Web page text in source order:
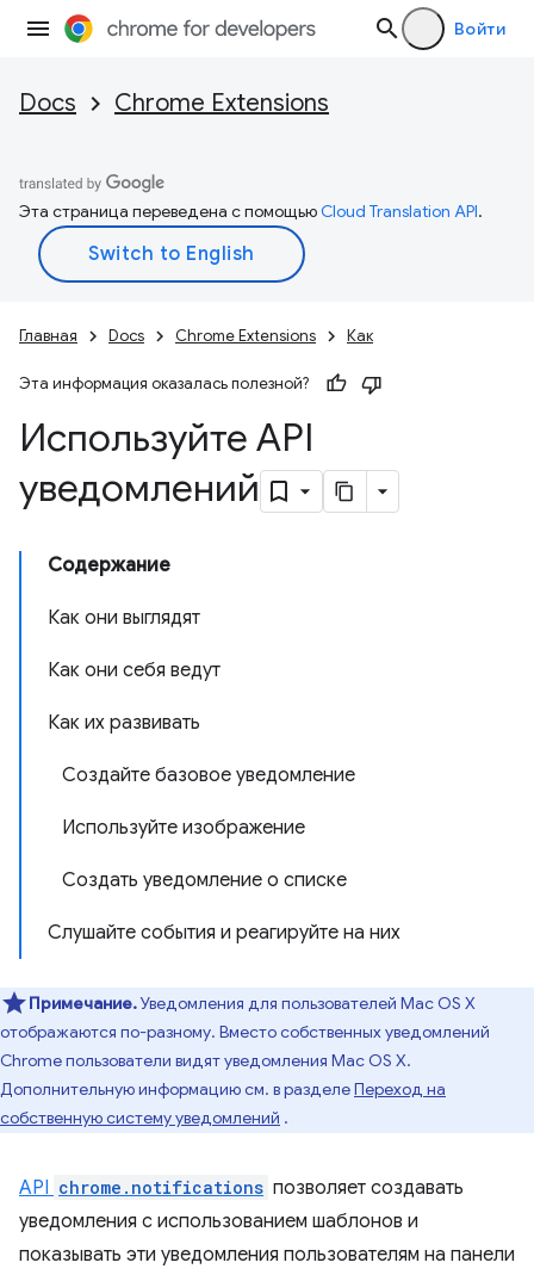
Войти
Docs Chrome Extensions
Эта страница переведена с помощьюCloud Translation API.
Главная Docs Chrome Extensions Как
Эта информация оказалась полезной?
Используйте API
уведомлений
Содержание
Как они выглядят
Как они себя ведут
Как их развивать
Создайте базовое уведомление
Используйте изображение
Создать уведомление о списке
Слушайте события и реагируйте на них
Примечание.Уведомления для пользователей Mac OS X
отображаются по-разному. Вместо собственных уведомлений
Chrome пользователи видят уведомления Mac OS X.
Дополнительную информацию см. в разделеПереход на
собственную систему уведомлений .
API chrome.notifications позволяет создавать
уведомления с использованием шаблонов и
показывать эти уведомления пользователям на панели